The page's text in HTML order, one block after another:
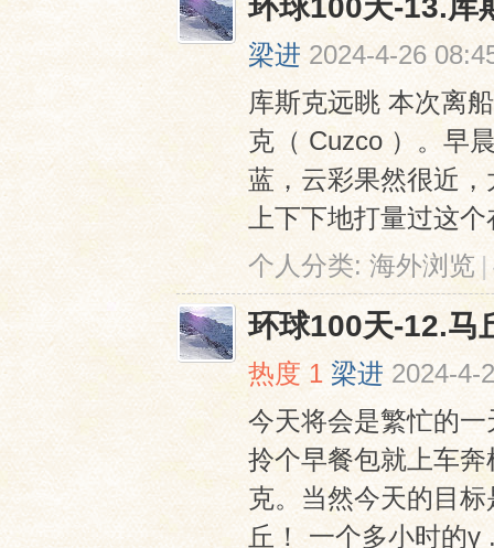
环球100天-13.库
梁进 2024-4-26
库斯克远眺 本次离
克（ Cuzco ）。早
蓝，云彩果然很近
上下下地打量过这
个人分类: 海外浏览 |
环球100天-12.马
热度1 梁进 2024-4-
今天将会是繁忙的
拎个早餐包就上⻋
克。当然今天的⽬
丘！ ⼀个多⼩时的ү